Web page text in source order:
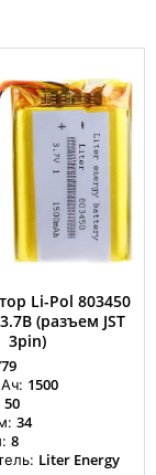
Li-Pol 803450
(разъем JST
3pin)
1500
50
34
8
Liter Energy